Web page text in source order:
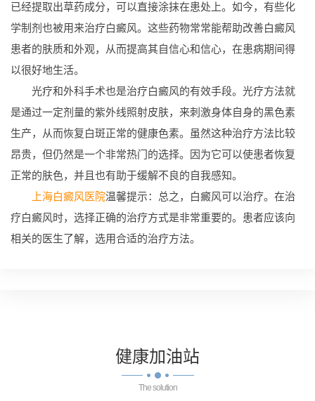
已经提取出草药成分，可以直接涂抹在患处上。如今，有些化
学制剂也被用来治疗白癜风。这些药物常常能帮助改善白癜风
患者的肤质和外观，从而提高其自信心和信心，在患病期间得
以很好地生活。
光疗和外科手术也是治疗白癜风的有效手段。光疗方法就
是通过一定剂量的紫外线照射皮肤，来刺激身体自身的黑色素
生产，从而恢复白斑正常的健康色素。虽然这种治疗方法比较
昂贵，但仍然是一个非常热门的选择。因为它可以使患者恢复
正常的肤色，并且也有助于缓解不良的自我感知。
上海白癜风医院温馨提示：总之，白癜风可以治疗。在治
疗白癜风时，选择正确的治疗方式是非常重要的。患者应该向
相关的医生了解，选用合适的治疗方法。
健康加油站
The solution